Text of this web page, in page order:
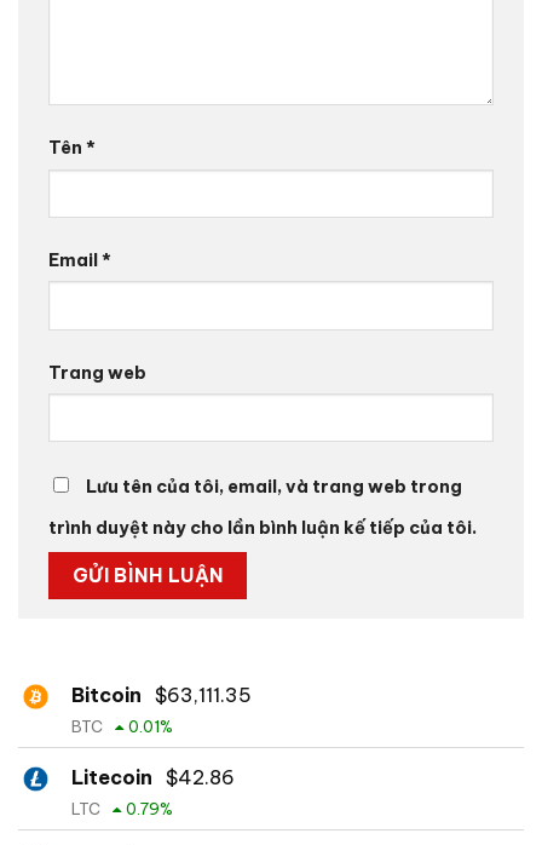
Tên *
Email*
Trang web
Lưu tên của tôi, email, và trang web trong
trình duyệt này cho lần bình luận kế tiếp của tôi.
Bitcoin $63,111.35
BTC 0.01%
Litecoin $42.86
LTC 0.79%